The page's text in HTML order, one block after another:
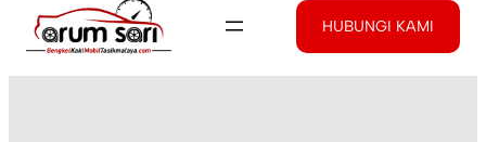
HUBUNGI KAMI